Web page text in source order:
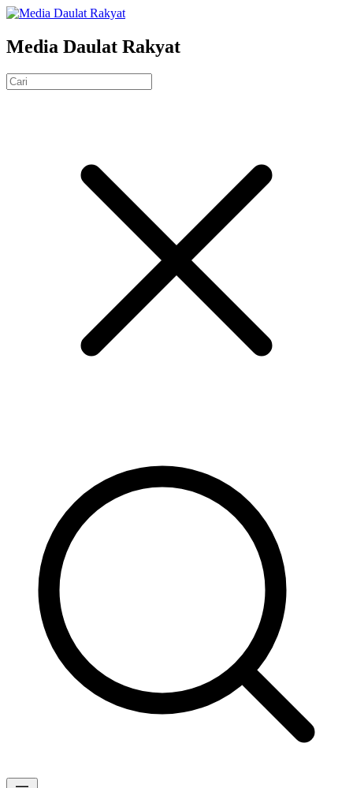
Media Daulat Rakyat